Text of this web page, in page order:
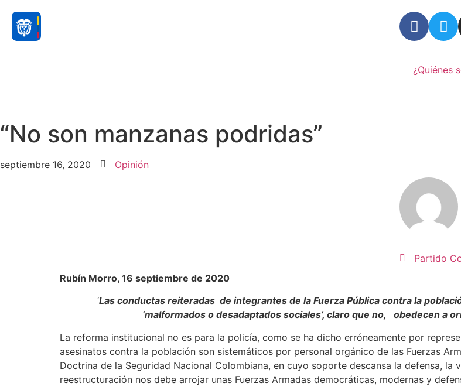
¿Quiénes
“No son manzanas podridas”
septiembre 16, 2020 Opinión
Partido
Rubín Morro, 16 septiembre de 2020
‘Las conductas reiteradas de integrantes de la Fuerza Pública contra la
‘malformados o desadaptados sociales’, claro que no, obedecen a
La reforma institucional no es para la policía, como se ha dicho erróneamente por
asesinatos contra la población son sistemáticos por personal orgánico de las Fuerzas
Doctrina de la Seguridad Nacional Colombiana, en cuyo soporte descansa la defensa, la
reestructuración nos debe arrojar unas Fuerzas Armadas democráticas, modernas y